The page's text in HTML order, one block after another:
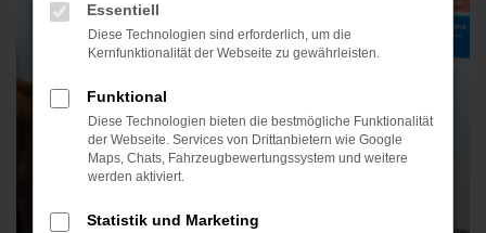
Essentiell
Diese Technologien sind erforderlich, um die
Kernfunktionalität der Webseite zu gewährleisten.
Funktional
Diese Technologien bieten die bestmögliche Funktionalität
der Webseite. Services von Drittanbietern wie Google
Maps, Chats, Fahrzeugbewertungssystem und weitere
werden aktiviert.
Statistik und Marketing